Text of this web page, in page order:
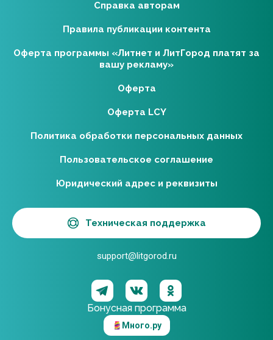
Бонусная программа
Много.ру
Справка авторам
Правила публикации контента
Оферта программы «Литнет и ЛитГород платят за
вашу рекламу»
Оферта
Оферта LCY
Политика обработки персональных данных
Пользовательское соглашение
Юридический адрес и реквизиты
Техническая поддержка
support@litgorod.ru